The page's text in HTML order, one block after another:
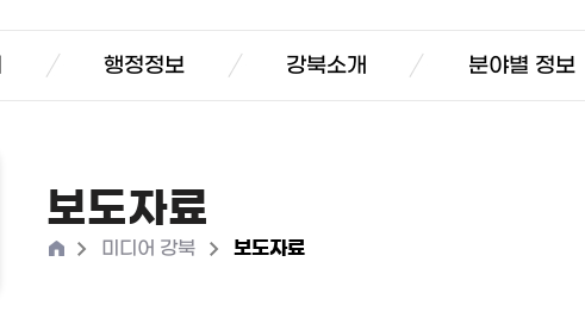
행정정보 강북소개 분야별 정보
보도자료
홈 >미디어 강북 >보도자료